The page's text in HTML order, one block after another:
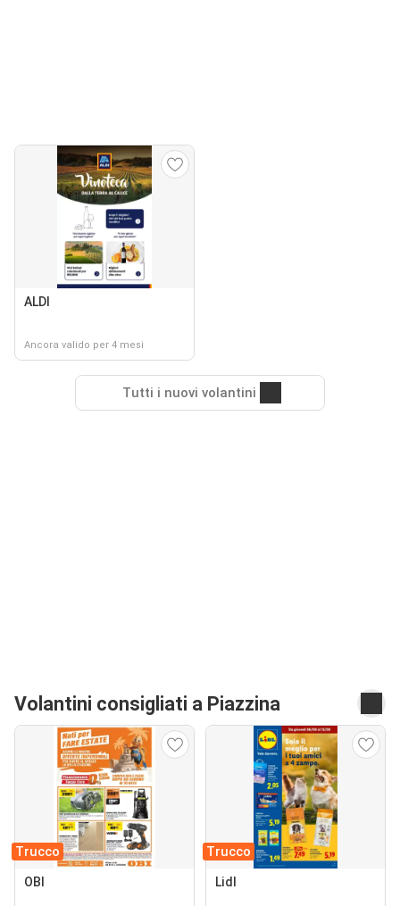
ALDI
Ancora valido per 4 mesi
Tutti i nuovi volantini
Volantini consigliati a Piazzina
Trucco
OBI
Trucco
Lidl